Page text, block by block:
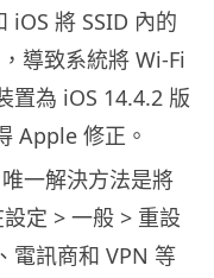
將 SSID 內的
導致系統將 Wi-Fi
置為 iOS 14.4.2 版
Apple 修正。
一解決方法是將
定 > 一般 > 重設
電訊商和 VPN 等